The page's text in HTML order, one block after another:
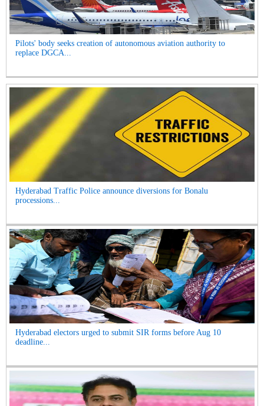
Pilots' body seeks creation of autonomous aviation authority to
replace DGCA...
Hyderabad Traffic Police announce diversions for Bonalu
processions...
Hyderabad electors urged to submit SIR forms before Aug 10
deadline...